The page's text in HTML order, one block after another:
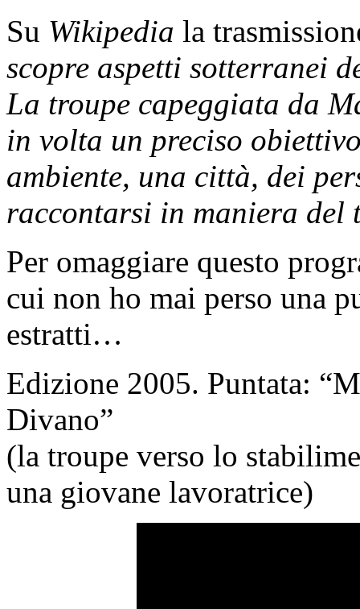
Su Wikipedia la
scopre aspetti sotterranei
La troupe capeggiata da
in volta un preciso
ambiente, una città, dei
raccontarsi in maniera del
Per omaggiare questo
cui non ho mai perso una
estratti…
Edizione 2005. Puntata:
Divano”
(la troupe verso lo
una giovane lavoratrice)